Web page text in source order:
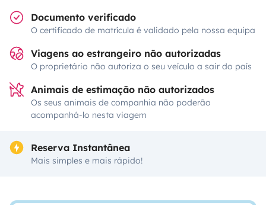
Documento verificado
O certificado de matrícula é validado pela nossa equipa
Viagens ao estrangeiro não autorizadas
O proprietário não autoriza o seu veículo a sair do país
Animais de estimação não autorizados
Os seus animais de companhia não poderão
acompanhá-lo nesta viagem
Reserva Instantânea
Mais simples e mais rápido!